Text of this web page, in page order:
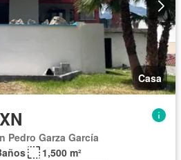
Casa
Pedro Garza García
1,500 m²